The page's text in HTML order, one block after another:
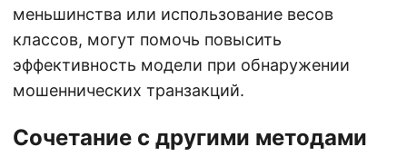
меньшинства или использование весов
классов, могут помочь повысить
эффективность модели при обнаружении
мошеннических транзакций.
Сочетание с другими методами